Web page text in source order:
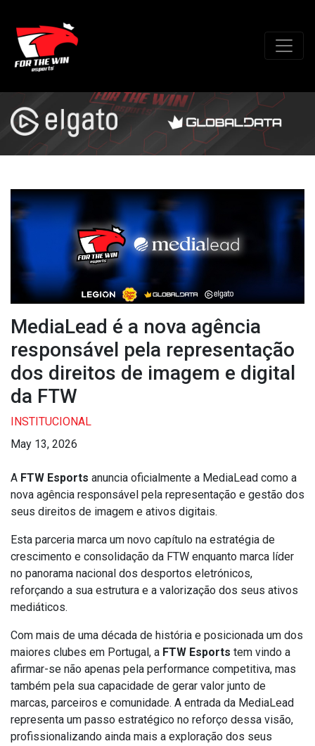
MediaLead é a nova agência
responsável pela representação
dos direitos de imagem e digital
da FTW
INSTITUCIONAL
May 13, 2026
A FTW Esports anuncia oficialmente a MediaLead como a
nova agência responsável pela representação e gestão dos
seus direitos de imagem e ativos digitais.
Esta parceria marca um novo capítulo na estratégia de
crescimento e consolidação da FTW enquanto marca líder
no panorama nacional dos desportos eletrónicos,
reforçando a sua estrutura e a valorização dos seus ativos
mediáticos.
Com mais de uma década de história e posicionada um dos
maiores clubes em Portugal, a FTW Esports tem vindo a
afirmar-se não apenas pela performance competitiva, mas
também pela sua capacidade de gerar valor junto de
marcas, parceiros e comunidade. A entrada da MediaLead
representa um passo estratégico no reforço dessa visão,
profissionalizando ainda mais a exploração dos seus